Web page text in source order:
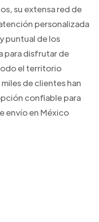
su extensa red de
personalizada
puntual de los
para disfrutar de
el territorio
de clientes han
confiable para
envío en México